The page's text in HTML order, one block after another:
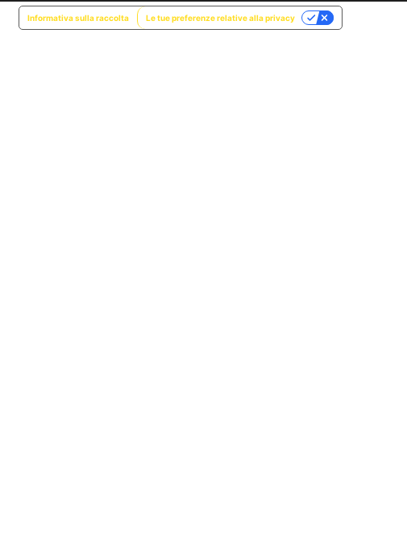
Informativa sulla raccolta Le tue preferenze relative alla privacy